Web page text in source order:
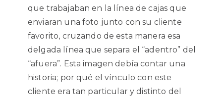
que trabajaban en la línea de cajas que
enviaran una foto junto con su cliente
favorito, cruzando de esta manera esa
delgada línea que separa el “adentro” del
“afuera”. Esta imagen debía contar una
historia; por qué el vínculo con este
cliente era tan particular y distinto del